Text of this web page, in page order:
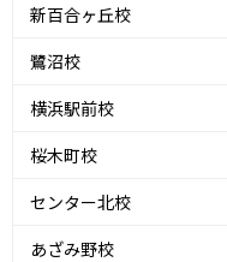
新百合ヶ丘校
鷺沼校
横浜駅前校
桜木町校
センター北校
あざみ野校